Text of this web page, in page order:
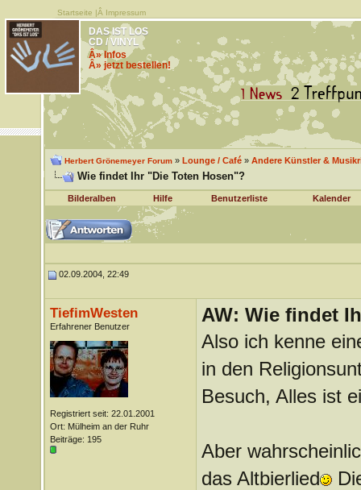
Startseite |Â Impressum
DAS IST LOS
CD / VINYL
Â» Infos
Â» jetzt bestellen!
Herbert Grönemeyer Forum» Lounge / Café» Andere Künstler &
Wie findet Ihr "Die Toten Hosen"?
Bilderalben Hilfe Benutzerliste Kalender
02.09.2004, 22:49
TiefimWesten
Erfahrener Benutzer
Registriert seit: 22.01.2001
Ort: Mülheim an der Ruhr
Beiträge: 195
AW: Wie findet
Also ich kenne
in den
Besuch, Alles ist
Aber
das Altbierlied